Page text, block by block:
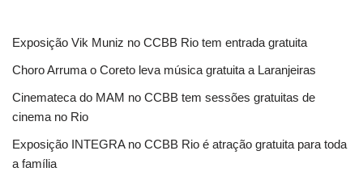
Exposição Vik Muniz no CCBB Rio tem entrada gratuita
Choro Arruma o Coreto leva música gratuita a Laranjeiras
Cinemateca do MAM no CCBB tem sessões gratuitas de
cinema no Rio
Exposição INTEGRA no CCBB Rio é atração gratuita para toda
a família